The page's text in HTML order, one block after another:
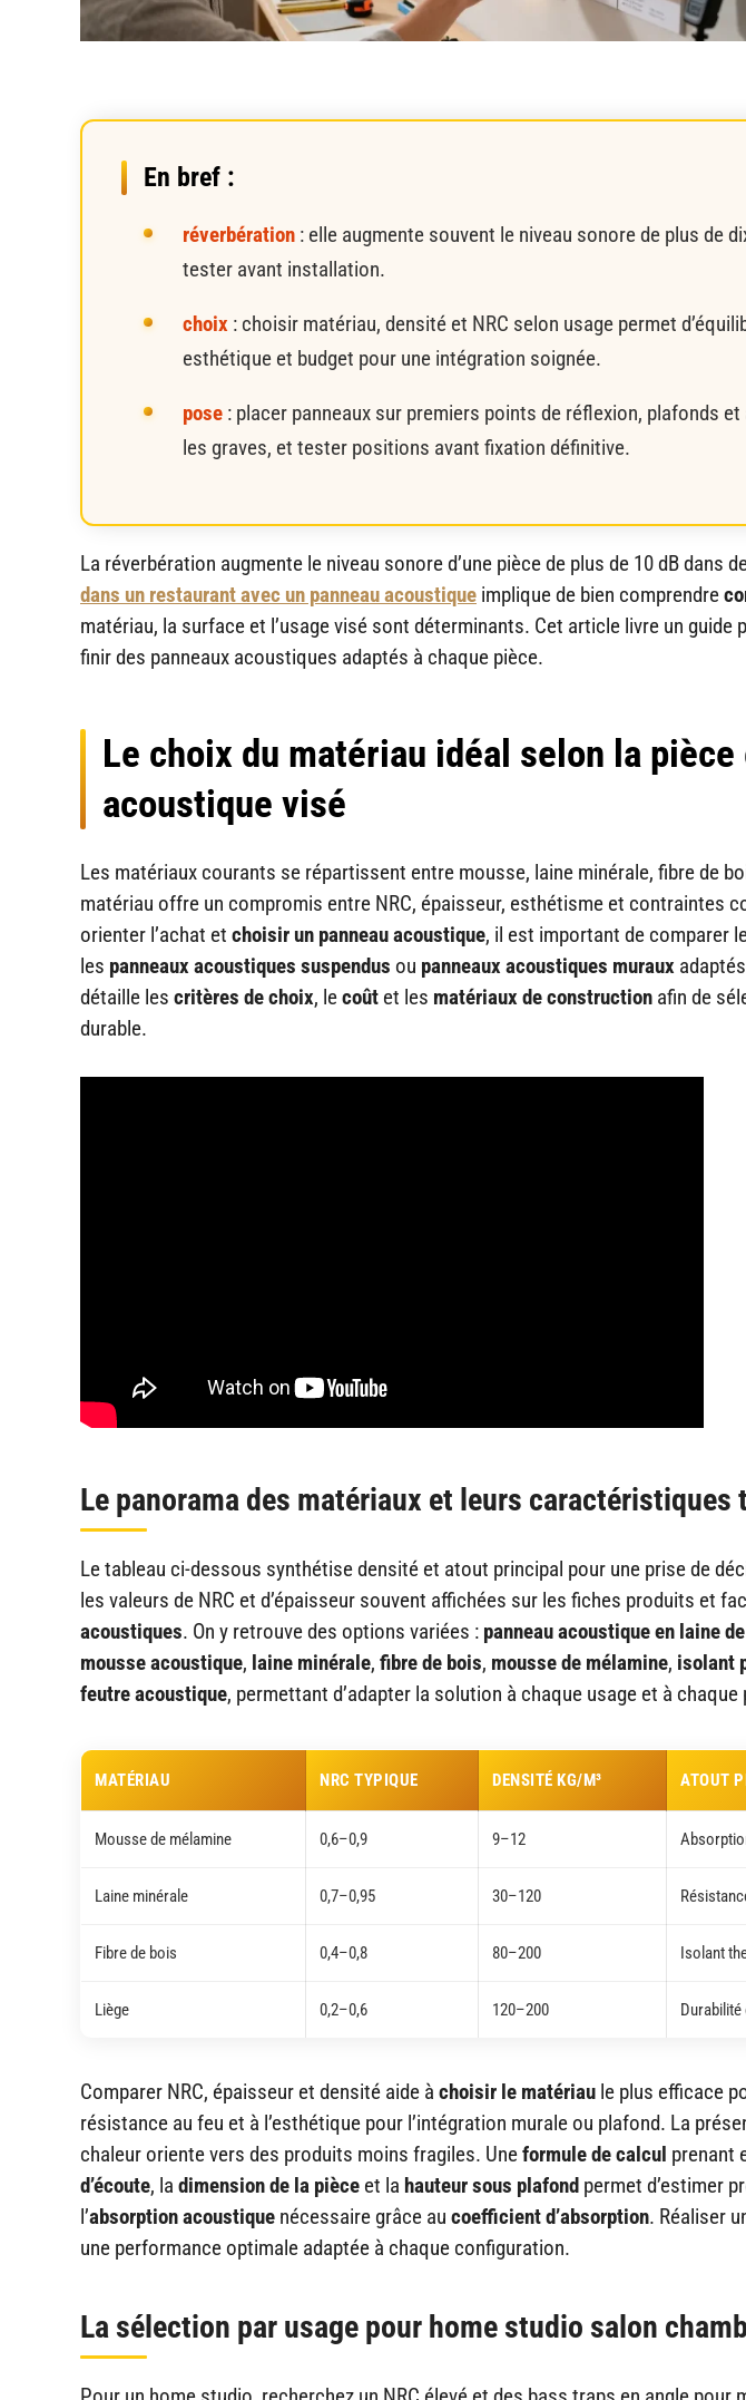
En bref :
réverbération : elle augmente souvent le niveau sonore de plus de
tester avant installation.
choix : choisir matériau, densité et NRC selon usage permet
esthétique et budget pour une intégration soignée.
pose : placer panneaux sur premiers points de réflexion, plafonds
les graves, et tester positions avant fixation définitive.
La réverbération augmente le niveau sonore d’une pièce de plus de 10 dB dans
dans un restaurant avec un panneau acoustique implique de bien comprendre
matériau, la surface et l’usage visé sont déterminants. Cet article livre un
finir des panneaux acoustiques adaptés à chaque pièce.
Le choix du matériau idéal selon la pièce
acoustique visé
Les matériaux courants se répartissent entre mousse, laine minérale, fibre de
matériau offre un compromis entre NRC, épaisseur, esthétisme et contraintes
orienter l’achat et choisir un panneau acoustique, il est important de comparer
les panneaux acoustiques suspendus ou panneaux acoustiques muraux
détaille les critères de choix, lecoût et les matériaux de construction afin de
durable.
Le panorama des matériaux et leurs caractéristiques
Le tableau ci-dessous synthétise densité et atout principal pour une prise de
les valeurs de NRC et d’épaisseur souvent affichées sur les fiches produits et
acoustiques. On y retrouve des options variées : panneau acoustique en laine
mousse acoustique, laine minérale, fibre de bois, mousse de mélamine, isolant
feutre acoustique, permettant d’adapter la solution à chaque usage et à chaque
MATÉRIAU NRC TYPIQUE DENSITÉ KG/M³ ATOUT
Mousse de mélamine 0,6–0,9 9–12
Laine minérale 0,7–0,95 30–120
Fibre de bois 0,4–0,8 80–200 Isolant
Liège 0,2–0,6 120–200
Comparer NRC, épaisseur et densité aide à choisir le matériau le plus efficace
résistance au feu et à l’esthétique pour l’intégration murale ou plafond. La
chaleur oriente vers des produits moins fragiles. Uneformule de calcul prenant
d’écoute, la dimension de la pièce et la hauteur sous plafond permet d’estimer
l’absorption acoustique nécessaire grâce au coefficient d’absorption. Réaliser
une performance optimale adaptée à chaque configuration.
La sélection par usage pour home studio salon